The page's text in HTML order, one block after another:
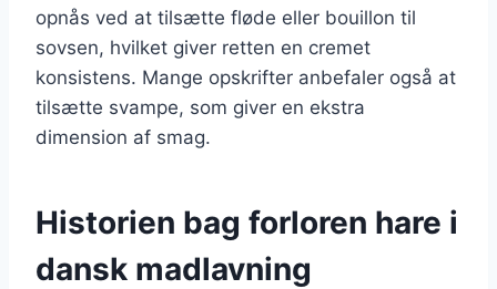
opnås ved at tilsætte fløde eller bouillon til
sovsen, hvilket giver retten en cremet
konsistens. Mange opskrifter anbefaler også at
tilsætte svampe, som giver en ekstra
dimension af smag.
Historien bag forloren hare i
dansk madlavning